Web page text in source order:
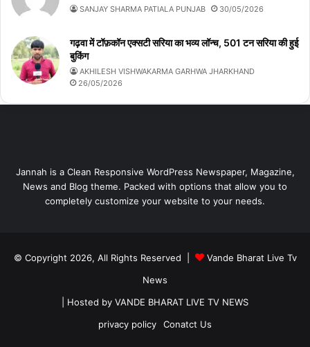
SANJAY SHARMA PATIALA PUNJAB 30/05/2026
गढ़वा में टॉफ़कॉन एक्सटी सरिया का भव्य लॉन्च, 501 टन सरिया की हुई
बुकिंग
AKHILESH VISHWAKARMA GARHWA JHARKHAND
26/05/2026
Jannah is a Clean Responsive WordPress Newspaper, Magazine,
News and Blog theme. Packed with options that allow you to
completely customize your website to your needs.
© Copyright 2026, All Rights Reserved |
Vande Bharat Live Tv
News
| Hosted by VANDE BHARAT LIVE TV NEWS
privacy policy
Conatct Us